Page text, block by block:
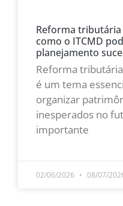
Reforma tributária
como o ITCMD
planejamento
Reforma
é um tema
organizar
inesperados no
importante
02/06/2026 08/07/